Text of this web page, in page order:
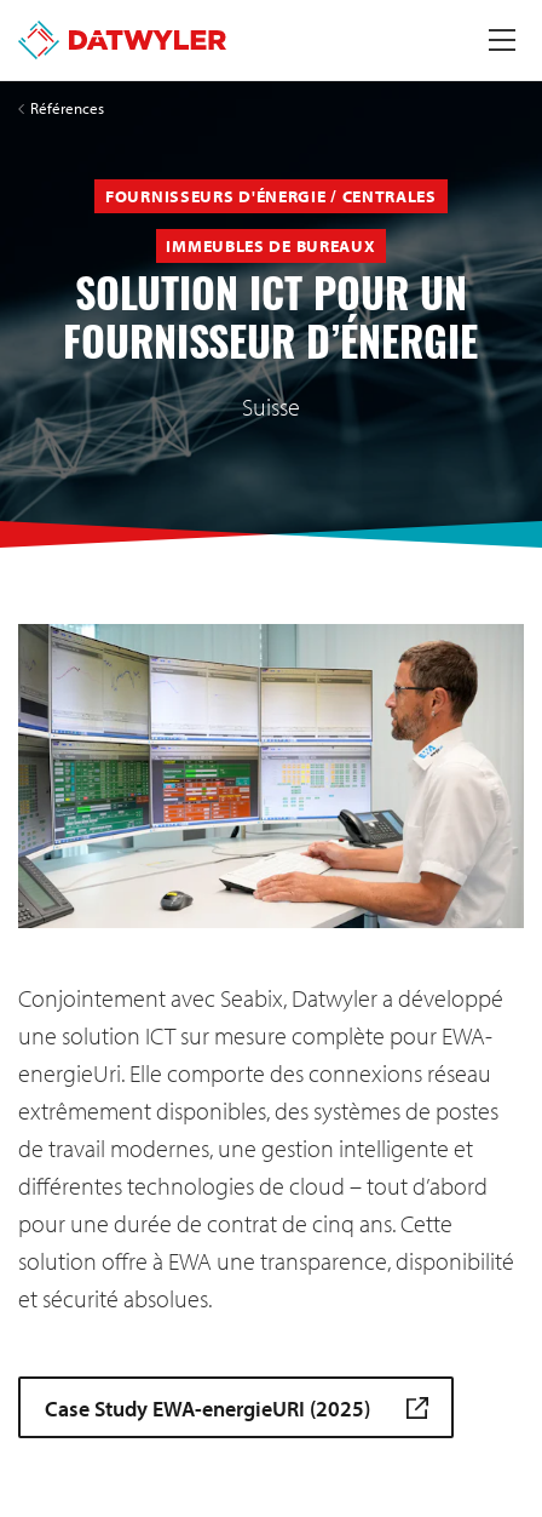
Références
FOURNISSEURS D'ÉNERGIE / CENTRALES
IMMEUBLES DE BUREAUX
SOLUTION ICT POUR UN
FOURNISSEUR D’ÉNERGIE
Suisse
Conjointement avec Seabix, Datwyler a développé
une solution ICT sur mesure complète pour EWA-
energieUri. Elle comporte des connexions réseau
extrêmement disponibles, des systèmes de postes
de travail modernes, une gestion intelligente et
différentes technologies de cloud – tout d’abord
pour une durée de contrat de cinq ans. Cette
solution offre à EWA une transparence, disponibilité
et sécurité absolues.
Case Study EWA-energieURI (2025)